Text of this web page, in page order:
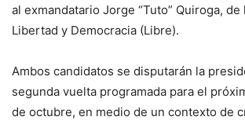
al exmandatario Jorge “Tuto” Quiroga, de
Libertad y Democracia (Libre).
Ambos candidatos se disputarán la
segunda vuelta programada para el
de octubre, en medio de un contexto de